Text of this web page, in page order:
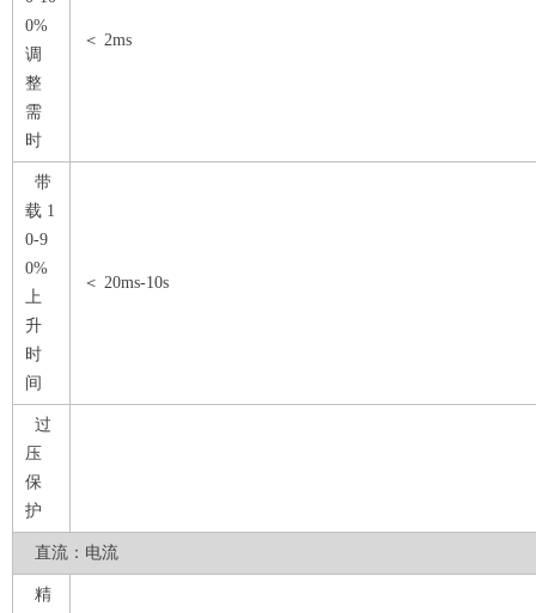
0%
调
整
需
时
＜ 2ms
带
载 1
0-9
0%
上
升
时
间
＜ 20ms-10s
过
压
保
护
直流：电流
精